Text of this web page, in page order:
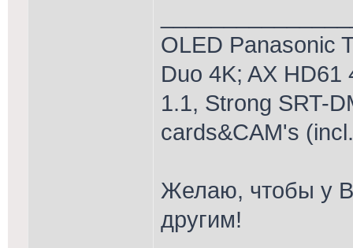
OLED Panasonic
Duo 4K; AX HD61
1.1, Strong SRT-
cards&CAM's
Желаю, чтобы у
другим!